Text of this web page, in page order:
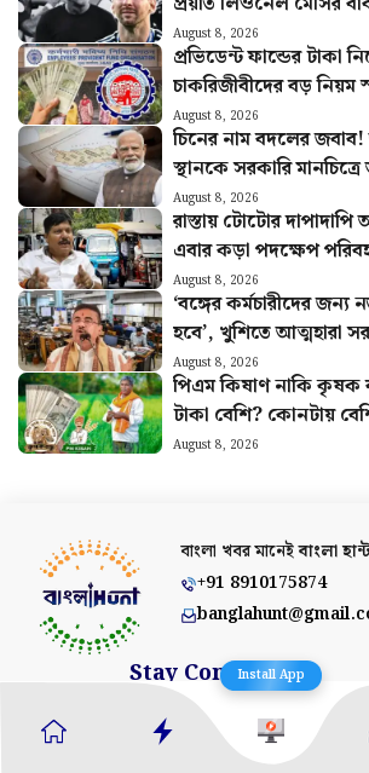
August 8, 2026
প্রভিডেন্ট ফান্ডের টাকা
চাকরিজীবীদের বড়
August 8, 2026
চিনের নাম বদলের
স্থানকে সরকারি
August 8, 2026
রাস্তায় টোটোর
এবার কড়া পদক্ষেপ
August 8, 2026
‘বঙ্গের কর্মচারীদের
হবে’, খুশিতে আত্মহারা
August 8, 2026
পিএম কিষাণ নাকি কৃষক
টাকা বেশি? কোনটায়
August 8, 2026
বাংলা খবর মানেইবাংলা
+91 8910175874
Stay Connected
Install App